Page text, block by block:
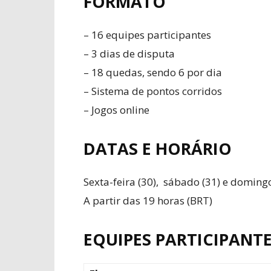
– 16 equipes participantes
– 3 dias de disputa
– 18 quedas, sendo 6 por dia
– Sistema de pontos corridos
– Jogos online
DATAS E HORÁRIO
Sexta-feira (30), sábado (31) e
A partir das 19 horas (BRT)
EQUIPES